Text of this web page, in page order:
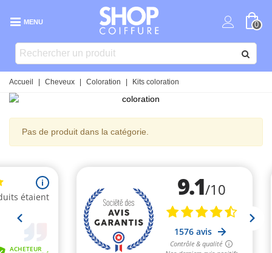
MENU 0
Accueil Cheveux Coloration Kits coloration
Pas de produit dans la catégorie.